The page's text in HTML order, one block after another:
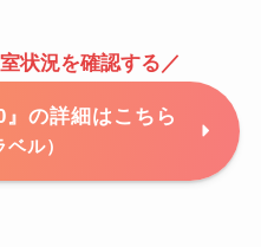
状況を確認する／
』の詳細はこちら
ベル）